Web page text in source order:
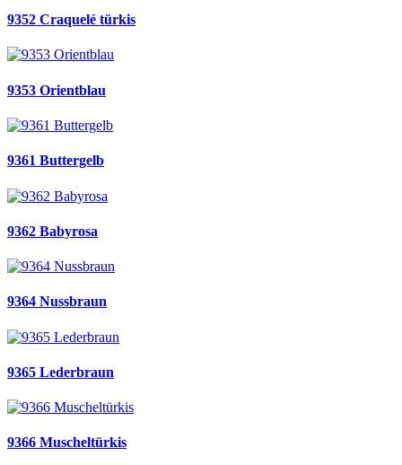
9352 Craquelé türkis
9353 Orientblau
9361 Buttergelb
9362 Babyrosa
9364 Nussbraun
9365 Lederbraun
9366 Muscheltürkis